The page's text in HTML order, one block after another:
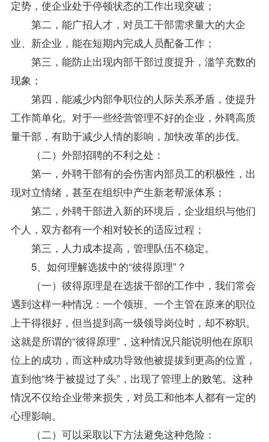
定势，使企业处于停顿状态的工作出现突破；
第二，能广招人才，对员工干部需求量大的大企
业、新企业，能在短期内完成人员配备工作；
第三，能防止出现内部干部过度提升，滥竽充数的
现象；
第四，能减少内部争职位的人际关系矛盾，使提升
工作简单化。对于一些经营管理不好的企业，外聘高质
量干部，有助于减少人情的影响，加快改革的步伐。
（二）外部招聘的不利之处：
第一，外聘干部有的会伤害内部员工的积极性，出
现对立情绪，甚至在组织中产生新老帮派体系；
第二，外聘干部进入新的环境后，企业组织与他们
个人，双方都有一个相对较长的适应过程；
第三，人力成本提高，管理队伍不稳定。
5、如何理解选拔中的“彼得原理”？
（一）彼得原理是在选拔干部的工作中，我们常会
遇到这样一种情况：一个领班、一个主管在原来的职位
上干得很好，但当提到高一级领导岗位时，却不称职。
这就是所谓的“彼得原理”，这种情况只能说明他在原职
位上的成功，而这种成功导致他被提拔到更高的位置，
直到他“终于被提过了头”，出现了管理上的败笔。这种
情况不仅给企业带来损失，对员工和他本人都有一定的
心理影响。
（二）可以采取以下方法避免这种危险：